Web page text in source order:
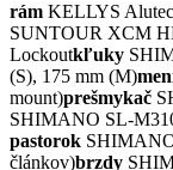
rám KELLYS
SUNTOUR XCM
Lockoutkľuky
(S), 175 mm (M)
mount)prešmykač
SHIMANO SL-
pastorok
článkov)brzdy